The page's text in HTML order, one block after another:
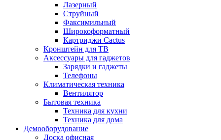
Лазерный
Струйный
Факсимильный
Широкоформатный
Картриджи Cactus
Кронштейн для ТВ
Аксессуары для гаджетов
Зарядки и гаджеты
Телефоны
Климатическая техника
Вентилятор
Бытовая техника
Техника для кухни
Техника для дома
Демооборудование
Доска офисная